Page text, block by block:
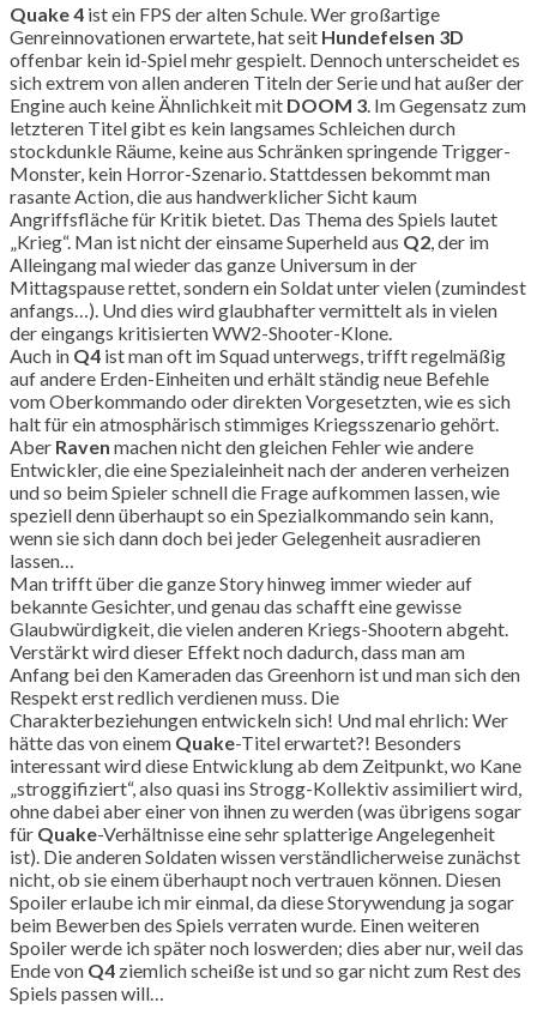
Quake 4 ist ein FPS der alten Schule. Wer großartige
Genreinnovationen erwartete, hat seit Hundefelsen 3D
offenbar kein id-Spiel mehr gespielt. Dennoch unterscheidet es
sich extrem von allen anderen Titeln der Serie und hat außer der
Engine auch keine Ähnlichkeit mit DOOM 3 . Im Gegensatz zum
letzteren Titel gibt es kein langsames Schleichen durch
stockdunkle Räume, keine aus Schränken springende Trigger-
Monster, kein Horror-Szenario. Stattdessen bekommt man
rasante Action, die aus handwerklicher Sicht kaum
Angriffsfläche für Kritik bietet. Das Thema des Spiels lautet
„Krieg“. Man ist nicht der einsame Superheld aus Q2 , der im
Alleingang mal wieder das ganze Universum in der
Mittagspause rettet, sondern ein Soldat unter vielen (zumindest
anfangs…). Und dies wird glaubhafter vermittelt als in vielen
der eingangs kritisierten WW2-Shooter-Klone.
Auch in Q4 ist man oft im Squad unterwegs, trifft regelmäßig
auf andere Erden-Einheiten und erhält ständig neue Befehle
vom Oberkommando oder direkten Vorgesetzten, wie es sich
halt für ein atmosphärisch stimmiges Kriegsszenario gehört.
Aber Raven machen nicht den gleichen Fehler wie andere
Entwickler, die eine Spezialeinheit nach der anderen verheizen
und so beim Spieler schnell die Frage aufkommen lassen, wie
speziell denn überhaupt so ein Spezialkommando sein kann,
wenn sie sich dann doch bei jeder Gelegenheit ausradieren
lassen…
Man trifft über die ganze Story hinweg immer wieder auf
bekannte Gesichter, und genau das schafft eine gewisse
Glaubwürdigkeit, die vielen anderen Kriegs-Shootern abgeht.
Verstärkt wird dieser Effekt noch dadurch, dass man am
Anfang bei den Kameraden das Greenhorn ist und man sich den
Respekt erst redlich verdienen muss. Die
Charakterbeziehungen entwickeln sich! Und mal ehrlich: Wer
hätte das von einem Quake-Titel erwartet?! Besonders
interessant wird diese Entwicklung ab dem Zeitpunkt, wo Kane
„stroggifiziert“, also quasi ins Strogg-Kollektiv assimiliert wird,
ohne dabei aber einer von ihnen zu werden (was übrigens sogar
für Quake-Verhältnisse eine sehr splatterige Angelegenheit
ist). Die anderen Soldaten wissen verständlicherweise zunächst
nicht, ob sie einem überhaupt noch vertrauen können. Diesen
Spoiler erlaube ich mir einmal, da diese Storywendung ja sogar
beim Bewerben des Spiels verraten wurde. Einen weiteren
Spoiler werde ich später noch loswerden; dies aber nur, weil das
Ende von Q4 ziemlich scheiße ist und so gar nicht zum Rest des
Spiels passen will…